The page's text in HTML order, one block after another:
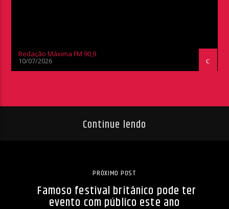
Redação Máxima FM 90,9
10/07/2026
Continue lendo
PRÓXIMO POST
Famoso festival britânico pode ter
evento com público este ano